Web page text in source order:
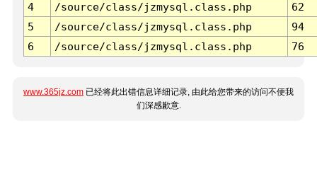
4
/source/class/jzmysql.class.php
62
5
/source/class/jzmysql.class.php
94
6
/source/class/jzmysql.class.php 76
www.365jz.com 已经将此出错信息详细记录, 由此给您带来的访问不便我
们深感歉意.